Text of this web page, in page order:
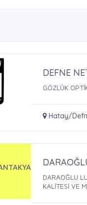
DEFNE
GÖZLÜK
Hatay/
DARAOĞLU
KALİTESİ VE